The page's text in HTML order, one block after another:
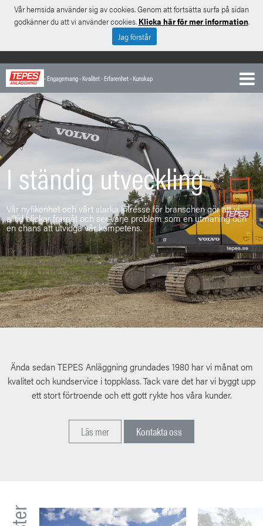
- Engagemang - Kvalitet - Erfarenhet - Kunskap
I ständig utveckling
Vår nyfikenhet och vårt starka intresse för branschen gör att vi
alltid blickar framåt och ser varje problem som en utmaning och
en chans att utvidga vår kompetens.
Ända sedan TEPES Anläggning grundades 1980 har vi månat om
kvalitet och kundservice i toppklass. Tack vare det har vi byggt upp
ett stort förtroende och ett gott rykte hos våra kunder.
Läs mer Kontakta oss
Vår hemsida använder sig av cookies. Genom att fortsätta surfa på sidan
godkänner du att vi använder cookies. Klicka här för mer information.
Jag förstår